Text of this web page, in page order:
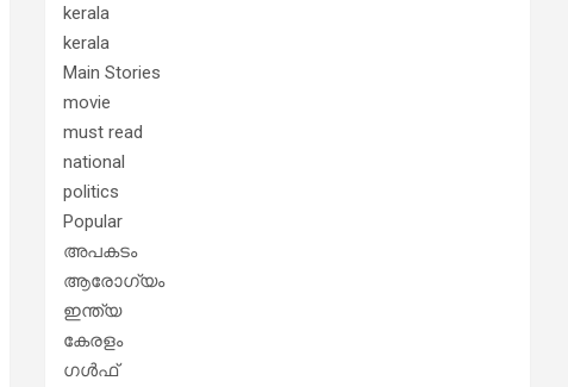
kerala
kerala
Main Stories
movie
must read
national
politics
Popular
അപകടം
ആരോഗ്യം
ഇന്ത്യ
കേരളം
ഗൾഫ്